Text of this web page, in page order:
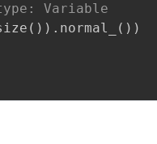
Variable
( ) ) . normal_ ( ) )